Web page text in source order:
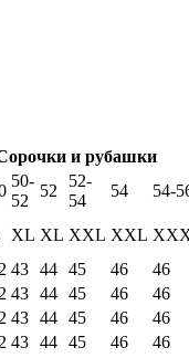
и рубашки
50-
52
52
52-
54
54
54-
XL XL XXL XXL
43 44 45 46
46
43 44 45 46
46
43 44 45 46
46
43 44 45 46
46